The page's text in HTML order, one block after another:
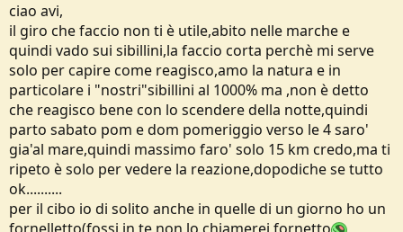
ciao avi,
il giro che faccio non ti è utile,abito nelle marche e
quindi vado sui sibillini,la faccio corta perchè mi serve
solo per capire come reagisco,amo la natura e in
particolare i "nostri"sibillini al 1000% ma ,non è detto
che reagisco bene con lo scendere della notte,quindi
parto sabato pom e dom pomeriggio verso le 4 saro'
gia'al mare,quindi massimo faro' solo 15 km credo,ma ti
ripeto è solo per vedere la reazione,dopodiche se tutto
ok..........
per il cibo io di solito anche in quelle di un giorno ho un